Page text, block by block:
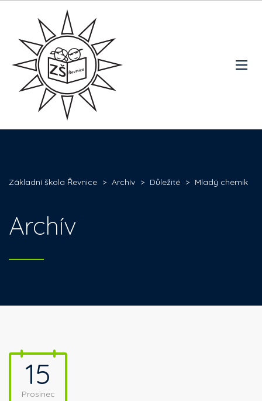
Základní škola Řevnice > Archív > Důležité > Mladý chemik
Archív
15
Prosinec